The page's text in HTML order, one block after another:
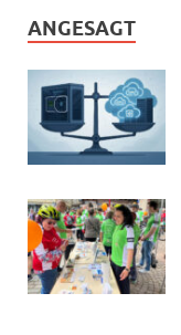
ANGESAGT